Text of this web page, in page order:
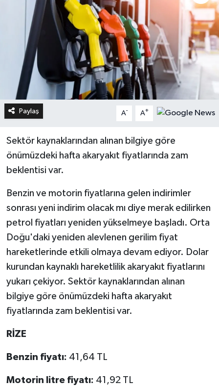
Paylaş A- A+
Sektör kaynaklarından alınan bilgiye göre
önümüzdeki hafta akaryakıt fiyatlarında zam
beklentisi var.
Benzin ve motorin fiyatlarına gelen indirimler
sonrası yeni indirim olacak mı diye merak edilirken
petrol fiyatları yeniden yükselmeye başladı. Orta
Doğu'daki yeniden alevlenen gerilim fiyat
hareketlerinde etkili olmaya devam ediyor. Dolar
kurundan kaynaklı hareketlilik akaryakıt fiyatlarını
yukarı çekiyor. Sektör kaynaklarından alınan
bilgiye göre önümüzdeki hafta akaryakıt
fiyatlarında zam beklentisi var.
RİZE
Benzin fiyatı: 41,64 TL
Motorin litre fiyatı: 41,92 TL